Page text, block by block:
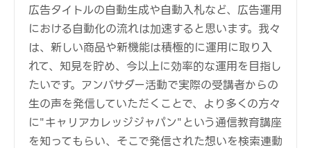
広告タイトルの自動生成や自動入札など、広告運用
における自動化の流れは加速すると思います。我々
は、新しい商品や新機能は積極的に運用に取り入
れて、知見を貯め、今以上に効率的な運用を目指し
たいです。アンバサダー活動で実際の受講者からの
生の声を発信していただくことで、より多くの方々
に"キャリアカレッジジャパン"という通信教育講座
を知ってもらい、そこで発信された想いを検索連動